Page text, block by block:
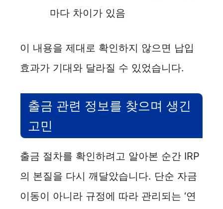
마다 차이가 있음
이 내용을 제대로 확인하지 않으면 납입
효과가 기대와 달라질 수 있었습니다.
출금 관련 정보를 찾으며 생긴
고민
출금 절차를 확인하려고 알아본 순간 IRP
의 본질을 다시 깨달았습니다. 단순 자금
이동이 아니라 규정에 따라 관리되는 ‘연